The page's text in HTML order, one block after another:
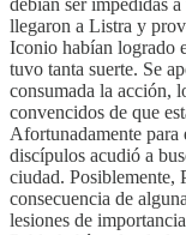
llegaron a Listra y
Iconio habían logrado
tuvo tanta suerte. Se
consumada la acción,
convencidos de que
Afortunadamente
discípulos acudió a
ciudad. Posiblemente,
consecuencia de
lesiones de